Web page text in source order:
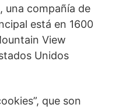
una compañía de
está en 1600
View
Unidos
que son